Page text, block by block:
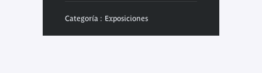
Categoría : Exposiciones